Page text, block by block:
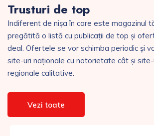
Trusturi de top
Indiferent de nișa în care este magazinul
pregătită o listă cu publicații de top și
deal. Ofertele se vor schimba periodic și
site-uri naționale cu notorietate cât și site-
regionale calitative.
Vezi toate